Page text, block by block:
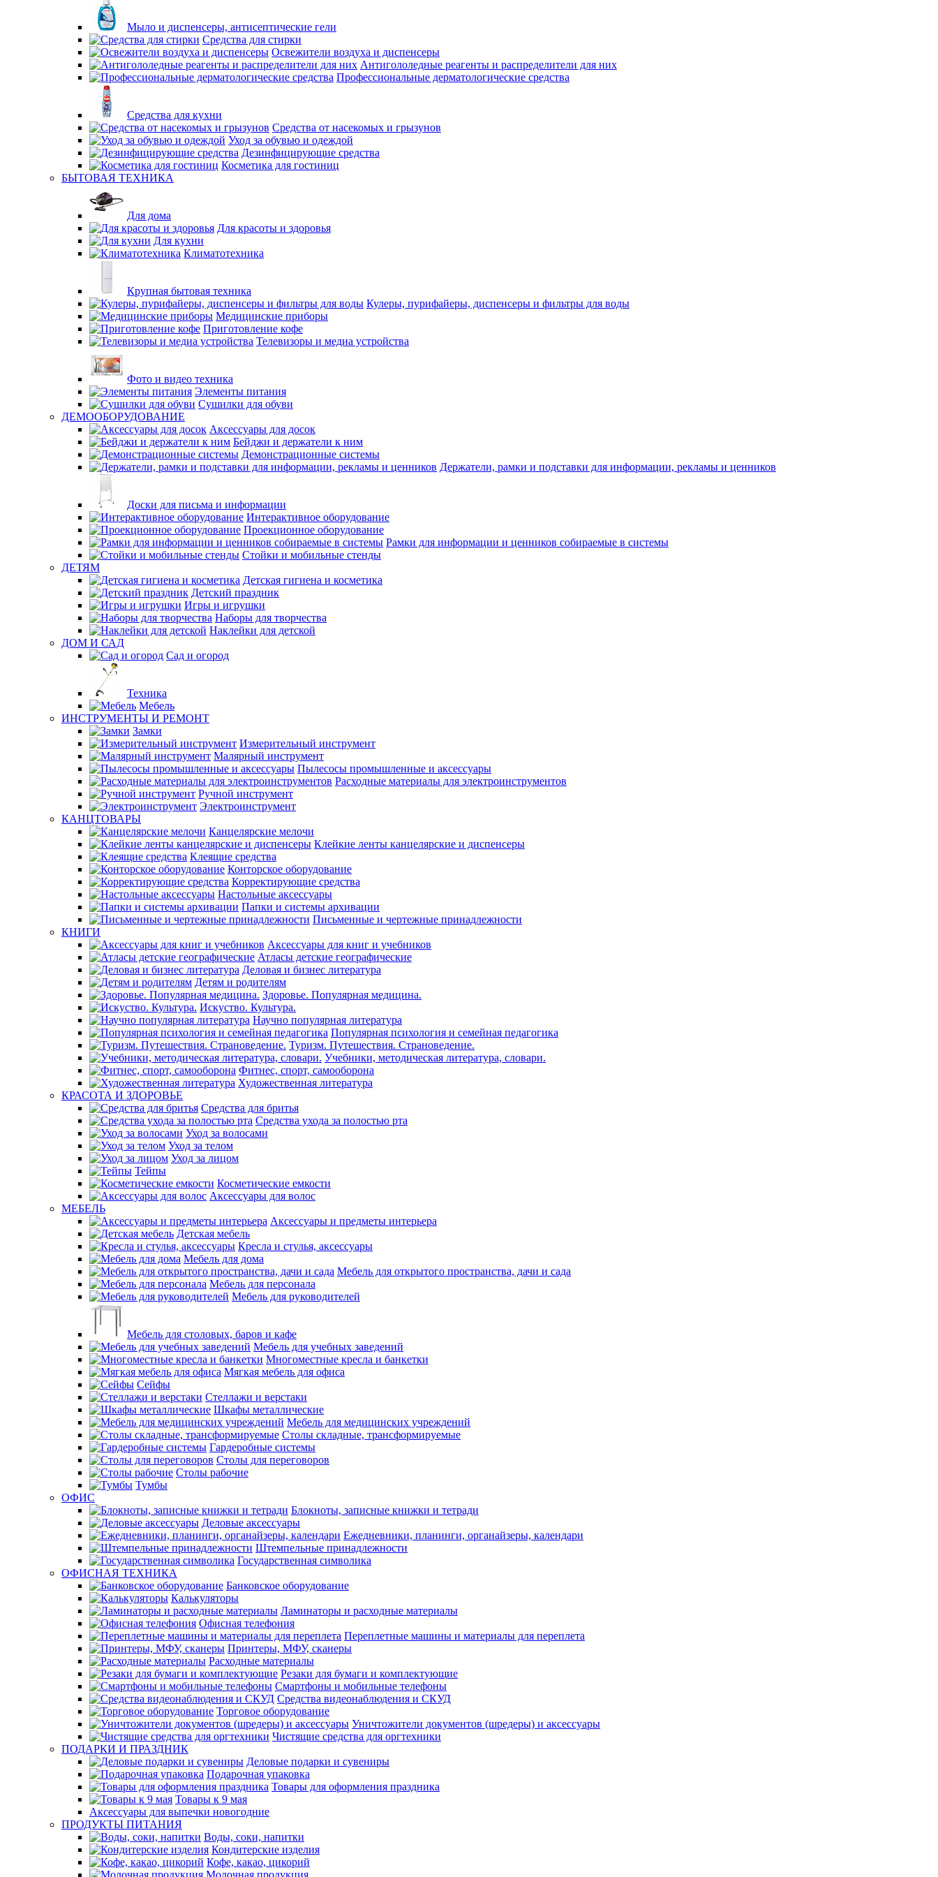
Мыло и диспенсеры, антисептические гели
Средства для стирки
Освежители воздуха и диспенсеры
Антигололедные реагенты и распределители для них
Профессиональные дерматологические средства
Средства для кухни
Средства от насекомых и грызунов
Уход за обувью и одеждой
Дезинфицирующие средства
Косметика для гостиниц
БЫТОВАЯ ТЕХНИКА
Для дома
Для красоты и здоровья
Для кухни
Климатотехника
Крупная бытовая техника
Кулеры, пурифайеры, диспенсеры и фильтры для воды
Медицинские приборы
Приготовление кофе
Телевизоры и медиа устройства
Фото и видео техника
Элементы питания
Сушилки для обуви
ДЕМООБОРУДОВАНИЕ
Аксессуары для досок
Бейджи и держатели к ним
Демонстрационные системы
Держатели, рамки и подставки для информации, рекламы и ценников
Доски для письма и информации
Интерактивное оборудование
Проекционное оборудование
Рамки для информации и ценников собираемые в системы
Стойки и мобильные стенды
ДЕТЯМ
Детская гигиена и косметика
Детский праздник
Игры и игрушки
Наборы для творчества
Наклейки для детской
ДОМ И САД
Сад и огород
Техника
Мебель
ИНСТРУМЕНТЫ И РЕМОНТ
Замки
Измерительный инструмент
Малярный инструмент
Пылесосы промышленные и аксессуары
Расходные материалы для электроинструментов
Ручной инструмент
Электроинструмент
КАНЦТОВАРЫ
Канцелярские мелочи
Клейкие ленты канцелярские и диспенсеры
Клеящие средства
Конторское оборудование
Корректирующие средства
Настольные аксессуары
Папки и системы архивации
Письменные и чертежные принадлежности
КНИГИ
Аксессуары для книг и учебников
Атласы детские географические
Деловая и бизнес литература
Детям и родителям
Здоровье. Популярная медицина.
Искуство. Культура.
Научно популярная литература
Популярная психология и семейная педагогика
Туризм. Путешествия. Страноведение.
Учебники, методическая литература, словари.
Фитнес, спорт, самооборона
Художественная литература
КРАСОТА И ЗДОРОВЬЕ
Средства для бритья
Средства ухода за полостью рта
Уход за волосами
Уход за телом
Уход за лицом
Тейпы
Косметические емкости
Аксессуары для волос
МЕБЕЛЬ
Аксессуары и предметы интерьера
Детская мебель
Кресла и стулья, аксессуары
Мебель для дома
Мебель для открытого пространства, дачи и сада
Мебель для персонала
Мебель для руководителей
Мебель для столовых, баров и кафе
Мебель для учебных заведений
Многоместные кресла и банкетки
Мягкая мебель для офиса
Сейфы
Стеллажи и верстаки
Шкафы металлические
Мебель для медицинских учреждений
Столы складные, трансформируемые
Гардеробные системы
Столы для переговоров
Столы рабочие
Тумбы
ОФИС
Блокноты, записные книжки и тетради
Деловые аксессуары
Ежедневники, планинги, органайзеры, календари
Штемпельные принадлежности
Государственная символика
ОФИСНАЯ ТЕХНИКА
Банковское оборудование
Калькуляторы
Ламинаторы и расходные материалы
Офисная телефония
Переплетные машины и материалы для переплета
Принтеры, МФУ, сканеры
Расходные материалы
Резаки для бумаги и комплектующие
Смартфоны и мобильные телефоны
Средства видеонаблюдения и СКУД
Торговое оборудование
Уничтожители документов (шредеры) и аксессуары
Чистящие средства для оргтехники
ПОДАРКИ И ПРАЗДНИК
Деловые подарки и сувениры
Подарочная упаковка
Товары для оформления праздника
Товары к 9 мая
Аксессуары для выпечки новогодние
ПРОДУКТЫ ПИТАНИЯ
Воды, соки, напитки
Кондитерские изделия
Кофе, какао, цикорий
Молочная продукция